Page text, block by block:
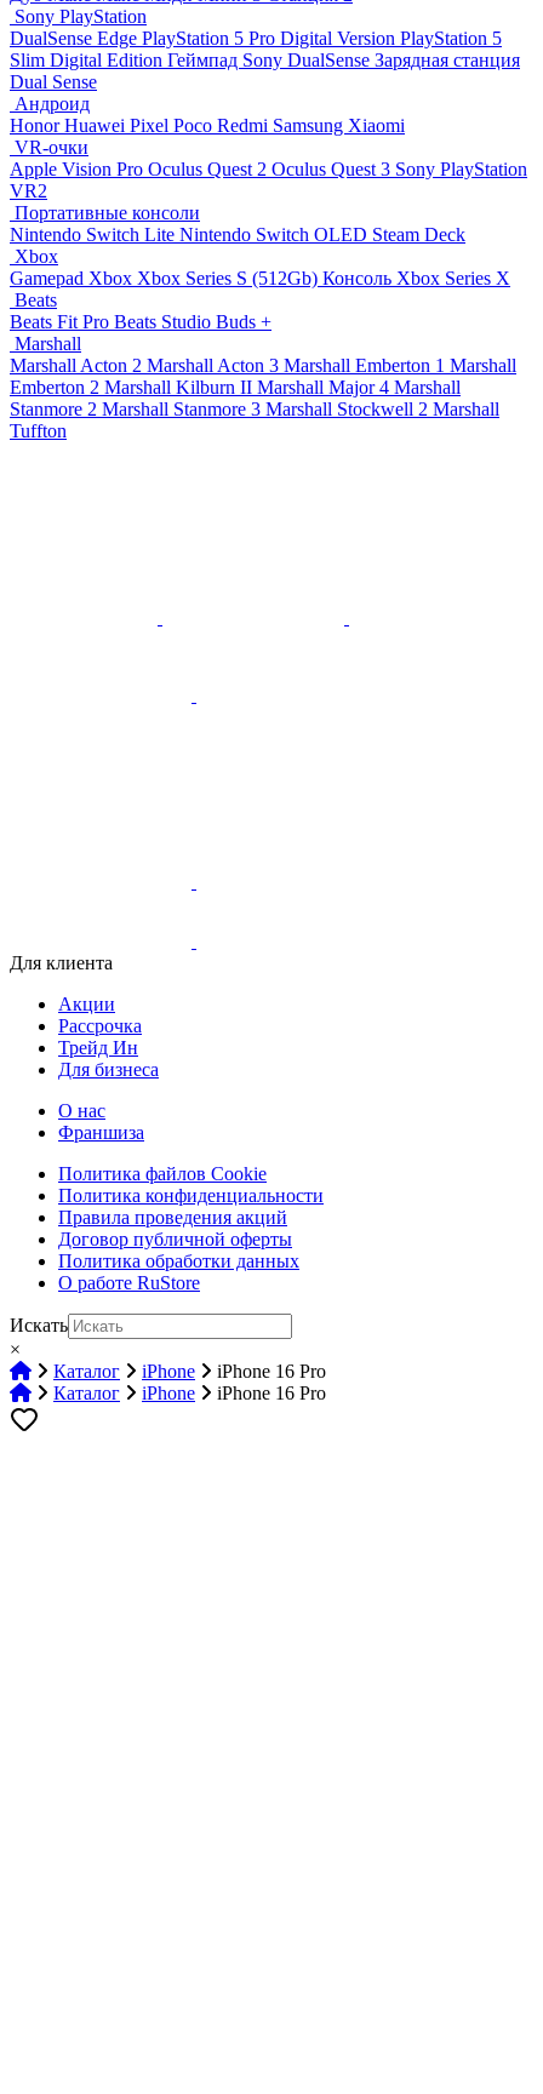
Sony PlayStation
DualSense Edge PlayStation 5 Pro Digital Version PlayStation 5
Slim Digital Edition Геймпад Sony DualSense Зарядная станция
Dual Sense
Андроид
HonorHuawei Pixel Poco Redmi Samsung Xiaomi
VR-очки
Apple Vision Pro Oculus Quest 2 Oculus Quest 3 Sony PlayStation
VR2
Портативные консоли
Nintendo Switch Lite Nintendo Switch OLED Steam Deck
Xbox
Gamepad Xbox Xbox Series S (512Gb) Консоль Xbox Series X
Beats
Beats Fit Pro Beats Studio Buds +
Marshall
Marshall Acton 2 Marshall Acton 3 Marshall Emberton 1 Marshall
Emberton 2 Marshall Kilburn II Marshall Major 4 Marshall
Stanmore 2 Marshall Stanmore 3 Marshall Stockwell 2 Marshall
Tuffton
Для клиента
Акции
Рассрочка
Трейд Ин
Для бизнеса
О нас
Франшиза
Политика файлов Cookie
Политика конфиденциальности
Правила проведения акций
Договор публичной оферты
Политика обработки данных
О работе RuStore
Искать
×
Главная
Каталог iPhone
iPhone 16 Pro
Главная
Каталог iPhone iPhone 16 Pro